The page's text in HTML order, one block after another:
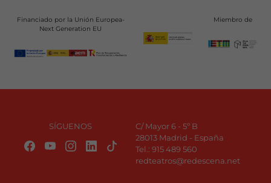
Financiado por la Unión Europea-
Next Generation EU
Miembro de
SÍGUENOS
C/ Mayor 6 - 5º B
28013 Madrid - España
Tel.: 915 489 560
redteatros@redescena.net